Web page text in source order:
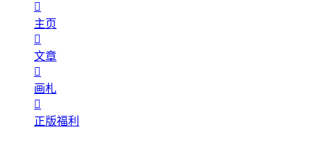

主页

文章

画札

正版福利